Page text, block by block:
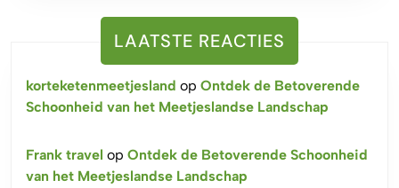
LAATSTE REACTIES
korteketenmeetjesland op Ontdek de Betoverende
Schoonheid van het Meetjeslandse Landschap
Frank travel op Ontdek de Betoverende Schoonheid
van het Meetjeslandse Landschap